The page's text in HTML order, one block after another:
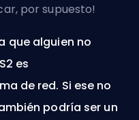
por supuesto!
que alguien no
es
de red. Si ese no
podría ser un